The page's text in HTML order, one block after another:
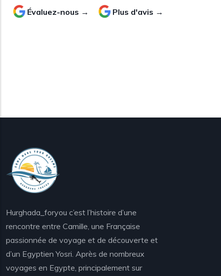
Évaluez-nous → Plus d'avis →
Hurghada_foryou c’est l’histoire d’une
rencontre entre Camille, une Française
passionnée de voyage et de découverte et
d’un Egyptien Yosri. Après de nombreux
voyages en Egypte, principalement sur